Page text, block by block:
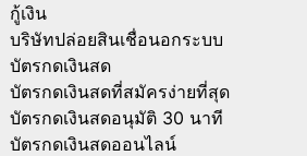
กู้เงิน
บริษัทปล่อยสินเชื่อนอกระบบ
บัตรกดเงินสด
บัตรกดเงินสดที่สมัครง่ายที่สุด
บัตรกดเงินสดอนุมัติ 30 นาที
บัตรกดเงินสดออนไลน์